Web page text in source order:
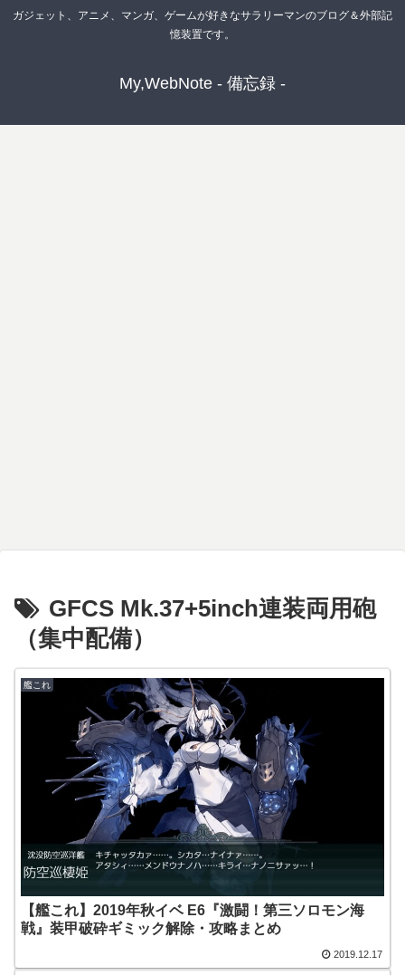
ガジェット、アニメ、マンガ、ゲームが好きなサラリーマンのブログ＆外部記
憶装置です。
My,WebNote - 備忘録 -
GFCS Mk.37+5inch連装両用砲
（集中配備）
艦これ
【艦これ】2019年秋イベ E6『激闘！第三ソロモン海
戦』装甲破砕ギミック解除・攻略まとめ
2019.12.17